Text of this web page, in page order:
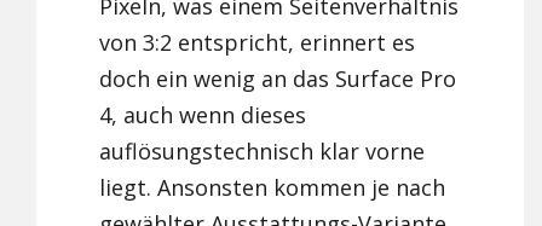
Pixeln, was einem Seitenverhältnis
von 3:2 entspricht, erinnert es
doch ein wenig an das Surface Pro
4, auch wenn dieses
auflösungstechnisch klar vorne
liegt. Ansonsten kommen je nach